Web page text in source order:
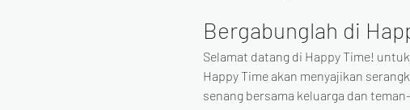
Bergabunglah di
Selamat datang di Happy Time!
Happy Time akan menyajikan
senang bersama keluarga dan